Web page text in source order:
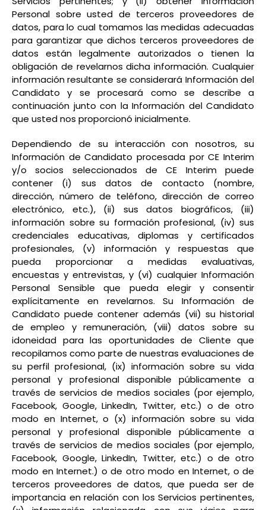
Personal sobre usted de terceros proveedores de
datos, para lo cual tomamos las medidas adecuadas
para garantizar que dichos terceros proveedores de
datos están legalmente autorizados o tienen la
obligación de revelarnos dicha información. Cualquier
información resultante se considerará Información del
Candidato y se procesará como se describe a
continuación junto con la Información del Candidato
que usted nos proporcionó inicialmente.
Dependiendo de su interacción con nosotros, su
Información de Candidato procesada por CE Interim
y/o socios seleccionados de CE Interim puede
contener (i) sus datos de contacto (nombre,
dirección, número de teléfono, dirección de correo
electrónico, etc.), (ii) sus datos biográficos, (iii)
información sobre su formación profesional, (iv) sus
credenciales educativas, diplomas y certificados
profesionales, (v) información y respuestas que
pueda proporcionar a medidas evaluativas,
encuestas y entrevistas, y (vi) cualquier Información
Personal Sensible que pueda elegir y consentir
explícitamente en revelarnos. Su Información de
Candidato puede contener además (vii) su historial
de empleo y remuneración, (viii) datos sobre su
idoneidad para las oportunidades de Cliente que
recopilamos como parte de nuestras evaluaciones de
su perfil profesional, (ix) información sobre su vida
personal y profesional disponible públicamente a
través de servicios de medios sociales (por ejemplo,
Facebook, Google, LinkedIn, Twitter, etc.) o de otro
modo en Internet, o (x) información sobre su vida
personal y profesional disponible públicamente a
través de servicios de medios sociales (por ejemplo,
Facebook, Google, LinkedIn, Twitter, etc.) o de otro
modo en Internet.) o de otro modo en Internet, o de
terceros proveedores de datos, que pueda ser de
importancia en relación con los Servicios pertinentes,